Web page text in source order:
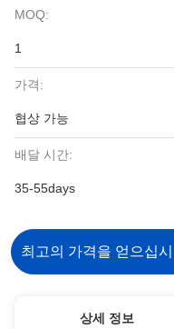
MOQ:
1
가격:
협상 가능
배달 시간:
35-55days
최고의 가격을 얻으십
상세 정보